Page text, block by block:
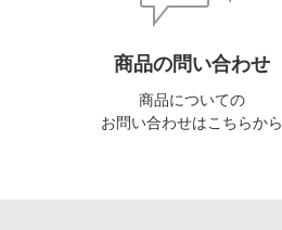
商品の問い合わせ
商品についての
お問い合わせはこちらから